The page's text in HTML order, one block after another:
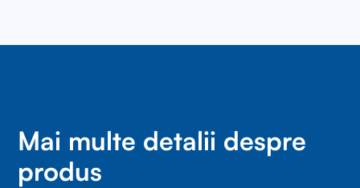
Mai multe detalii despre
produs